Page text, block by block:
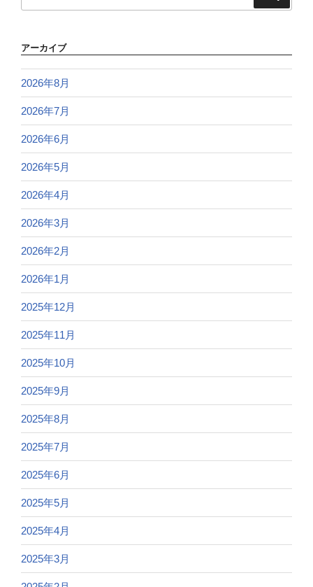
アーカイブ
2026年8月
2026年7月
2026年6月
2026年5月
2026年4月
2026年3月
2026年2月
2026年1月
2025年12月
2025年11月
2025年10月
2025年9月
2025年8月
2025年7月
2025年6月
2025年5月
2025年4月
2025年3月